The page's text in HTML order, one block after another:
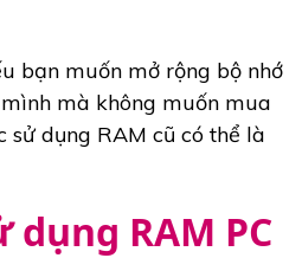
bạn muốn mở rộng bộ nhớ
mà không muốn mua
dụng RAM cũ có thể là
RAM PC